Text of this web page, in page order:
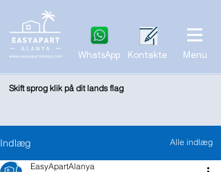
WhatsApp Kontakte Menu
Skift sprog klik på dit lands flag
Indlæg
EasyApartAlanya
Alle indlæg